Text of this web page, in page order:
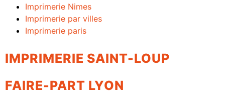
Imprimerie Nimes
Imprimerie par villes
Imprimerie paris
IMPRIMERIE SAINT-LOUP
FAIRE-PART LYON